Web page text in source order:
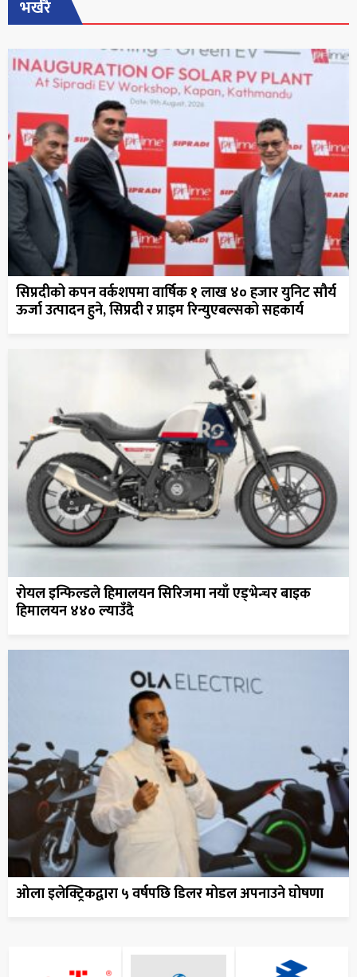
भर्खरै
सिप्रदीको कपन वर्कशपमा वार्षिक १ लाख ४० हजार युनिट सौर्य
ऊर्जा उत्पादन हुने, सिप्रदी र प्राइम रिन्युएबल्सको सहकार्य
रोयल इन्फिल्डले हिमालयन सिरिजमा नयाँ एड्भेन्चर बाइक
हिमालयन ४४० ल्याउँदै
ओला इलेक्ट्रिकद्वारा ५ वर्षपछि डिलर मोडल अपनाउने घोषणा